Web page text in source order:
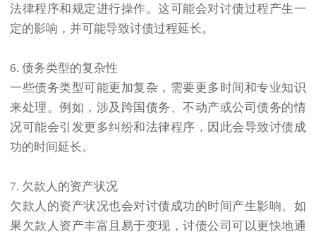
法律程序和规定进行操作。这可能会对讨债过程产生一
定的影响，并可能导致讨债过程延长。
6. 债务类型的复杂性
一些债务类型可能更加复杂，需要更多时间和专业知识
来处理。例如，涉及跨国债务、不动产或公司债务的情
况可能会引发更多纠纷和法律程序，因此会导致讨债成
功的时间延长。
7. 欠款人的资产状况
欠款人的资产状况也会对讨债成功的时间产生影响。如
果欠款人资产丰富且易于变现，讨债公司可以更快地通